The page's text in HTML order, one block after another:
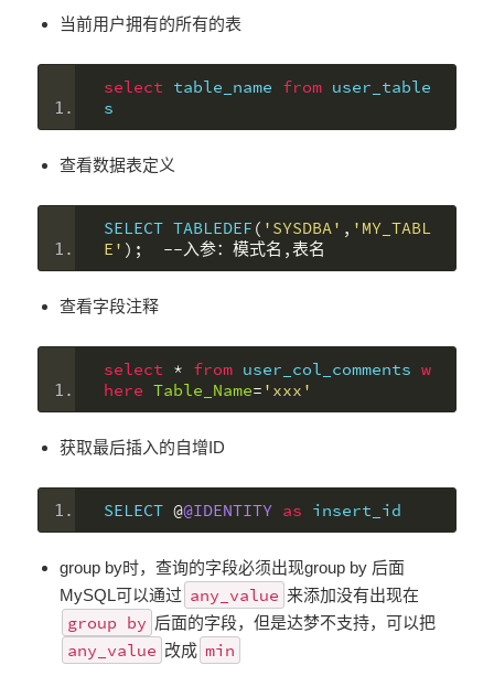
当前用户拥有的所有的表
select table_name from user_table
s
查看数据表定义
SELECT TABLEDEF ( 'SYSDBA' , 'MY_TABL
E' ); --入参：模式名,表名
查看字段注释
select * from user_col_comments w
here Table_Name= 'xxx'
获取最后插入的自增ID
SELECT @@IDENTITY as insert_id
group by时，查询的字段必须出现group by 后面
MySQL可以通过 any_value 来添加没有出现在
group by 后面的字段，但是达梦不支持，可以把
any_value 改成 min